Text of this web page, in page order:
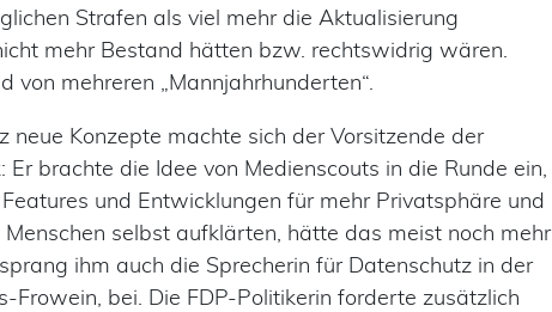
Strafen als viel mehr die Aktualisierung
mehr Bestand hätten bzw. rechtswidrig wären.
mehreren „Mannjahrhunderten“.
Konzepte machte sich der Vorsitzende der
brachte die Idee von Medienscouts in die Runde ein,
und Entwicklungen für mehr Privatsphäre und
selbst aufklärten, hätte das meist noch mehr
ihm auch die Sprecherin für Datenschutz in der
bei. Die FDP-Politikerin forderte zusätzlich